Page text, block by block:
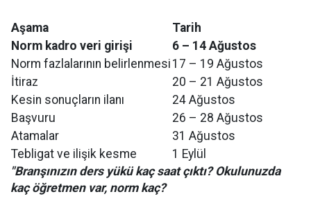
Aşama
Tarih
Norm kadro veri girişi
6 – 14 Ağustos
Norm fazlalarının belirlenmesi 17 – 19 Ağustos
İtiraz
20 – 21 Ağustos
Kesin sonuçların ilanı
24 Ağustos
Başvuru
26 – 28 Ağustos
Atamalar
31 Ağustos
Tebligat ve ilişik kesme
1 Eylül
"Branşınızın ders yükü kaç saat çıktı? Okulunuzda
kaç öğretmen var, norm kaç?